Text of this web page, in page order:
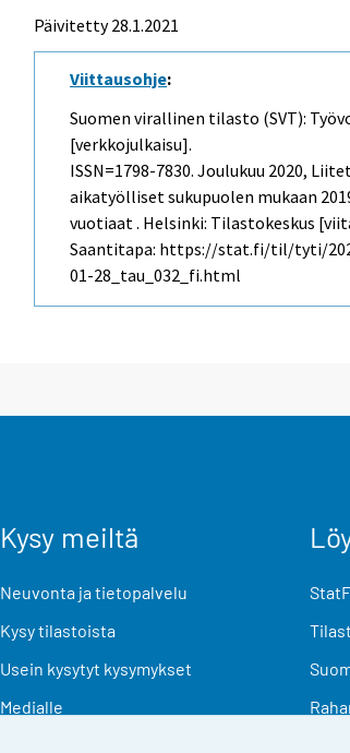
Päivitetty 28.1.2021
Viittausohje:
Suomen virallinen tilasto (SVT):
[verkkojulkaisu].
ISSN=1798-7830.Joulukuu 2020,
aikatyölliset sukupuolen mukaan
vuotiaat . Helsinki: Tilastokeskus
Saantitapa: https://stat.fi/til/tyti/
01-28_tau_032_fi.html
Kysy meiltä
Neuvonta ja tietopalvelu
Kysy tilastoista
Usein kysytyt kysymykset
Medialle